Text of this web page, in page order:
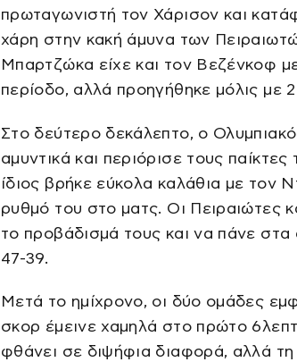
πρωταγωνιστή τον Χάρισον και
χάρη στην κακή άμυνα των
Μπαρτζώκα είχε και τον Βεζένκοφ
περίοδο, αλλά προηγήθηκε μόλις με
Στο δεύτερο δεκάλεπτο, ο
αμυντικά και περιόρισε τους
ίδιος βρήκε εύκολα καλάθια με τον
ρυθμό του στο ματς. Οι Πειραιώτες
το προβάδισμά τους και να πάνε
47-39.
Μετά το ημίχρονο, οι δύο ομάδες
σκορ έμεινε χαμηλά στο πρώτο
φθάνει σε διψήφια διαφορά, αλλά τη